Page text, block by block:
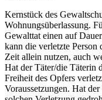
Kernstück des
Wohnungsüberlassung.
Gewalttat einen auf
kann die verletzte Person
Zeit allein nutzen, auch
Hat der Täter/die Täterin
Freiheit des Opfers
Voraussetzungen. Hat